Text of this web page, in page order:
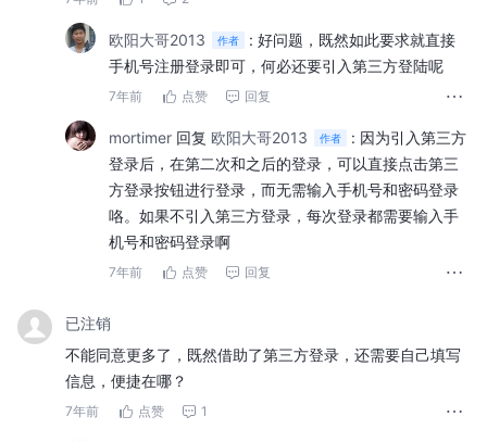
欧阳大哥2013 作者 : 好问题，既然如此要求就直接
手机号注册登录即可，何必还要引入第三方登陆呢
7年前 点赞 回复
mortimer 回复 欧阳大哥2013 作者 : 因为引入第三方
登录后，在第二次和之后的登录，可以直接点击第三
方登录按钮进行登录，而无需输入手机号和密码登录
咯。如果不引入第三方登录，每次登录都需要输入手
机号和密码登录啊
7年前 点赞 回复
已注销
不能同意更多了，既然借助了第三方登录，还需要自己填写
信息，便捷在哪？
7年前 点赞 1